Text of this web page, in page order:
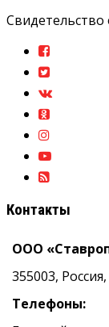
Контакты
ООО
355003,
Телефоны: